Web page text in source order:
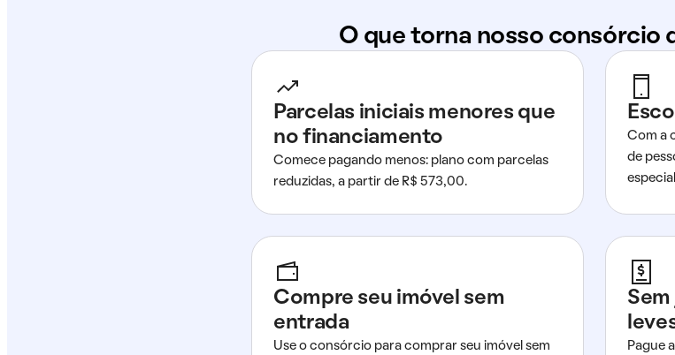
O que torna nosso consórcio
Parcelas iniciais menores que
no financiamento
Comece pagando menos: plano com parcelas
reduzidas, a partir de R$ 573,00.
Com a
de
Compre seu imóvel sem
entrada
Use o consórcio para comprar seu imóvel sem
Pague